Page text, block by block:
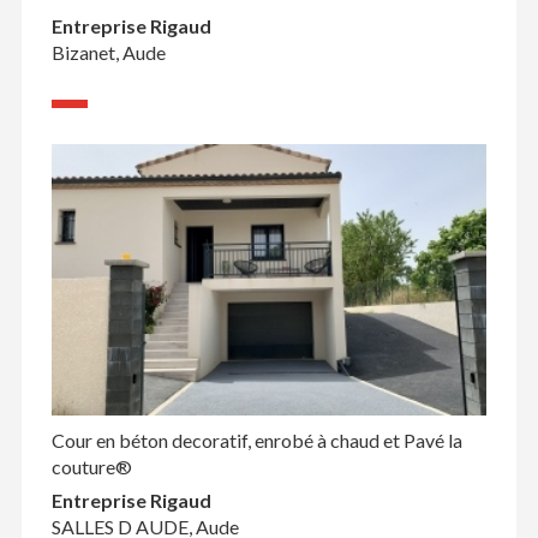
Entreprise Rigaud
Bizanet, Aude
Cour en béton decoratif, enrobé à chaud et Pavé la
couture®
Entreprise Rigaud
SALLES D AUDE, Aude